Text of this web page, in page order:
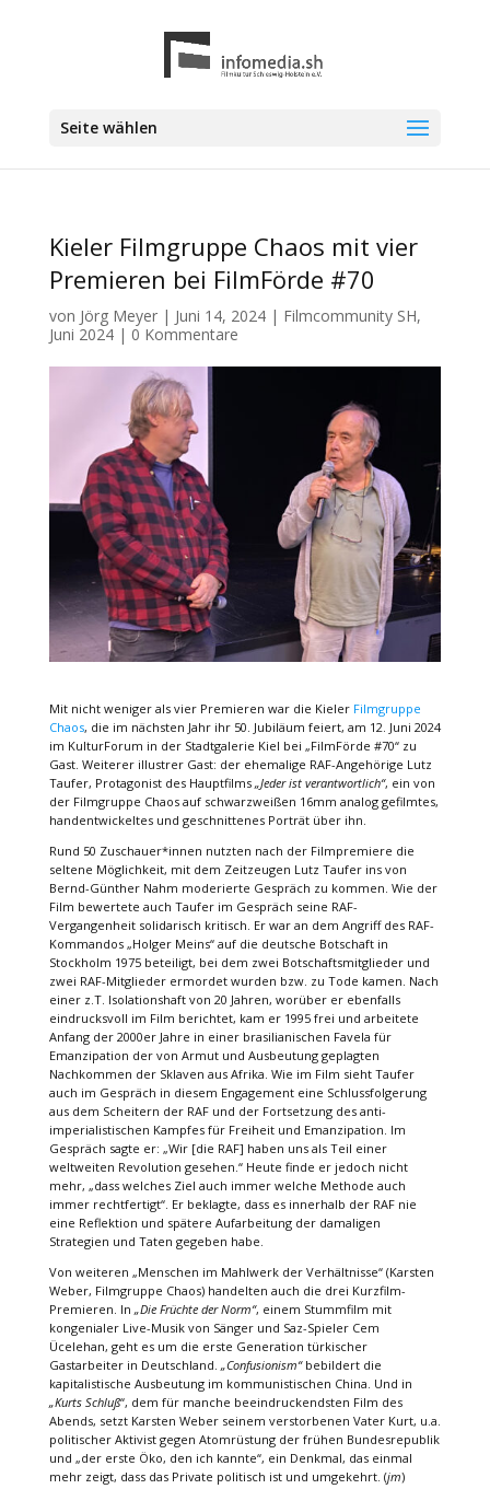
Seite wählen
Kieler Filmgruppe Chaos mit vier
Premieren bei FilmFörde #70
von Jörg Meyer| Juni 14, 2024| Filmcommunity SH,
Juni 2024| 0 Kommentare
Mit nicht weniger als vier Premieren war die Kieler Filmgruppe
Chaos, die im nächsten Jahr ihr 50. Jubiläum feiert, am 12. Juni 2024
im KulturForum in der Stadtgalerie Kiel bei „FilmFörde #70“ zu
Gast. Weiterer illustrer Gast: der ehemalige RAF-Angehörige Lutz
Taufer, Protagonist des Hauptfilms „Jeder ist verantwortlich“, ein von
der Filmgruppe Chaos auf schwarzweißen 16mm analog gefilmtes,
handentwickeltes und geschnittenes Porträt über ihn.
Rund 50 Zuschauer*innen nutzten nach der Filmpremiere die
seltene Möglichkeit, mit dem Zeitzeugen Lutz Taufer ins von
Bernd-Günther Nahm moderierte Gespräch zu kommen. Wie der
Film bewertete auch Taufer im Gespräch seine RAF-
Vergangenheit solidarisch kritisch. Er war an dem Angriff des RAF-
Kommandos „Holger Meins“ auf die deutsche Botschaft in
Stockholm 1975 beteiligt, bei dem zwei Botschaftsmitglieder und
zwei RAF-Mitglieder ermordet wurden bzw. zu Tode kamen. Nach
einer z.T. Isolationshaft von 20 Jahren, worüber er ebenfalls
eindrucksvoll im Film berichtet, kam er 1995 frei und arbeitete
Anfang der 2000er Jahre in einer brasilianischen Favela für
Emanzipation der von Armut und Ausbeutung geplagten
Nachkommen der Sklaven aus Afrika. Wie im Film sieht Taufer
auch im Gespräch in diesem Engagement eine Schlussfolgerung
aus dem Scheitern der RAF und der Fortsetzung des anti-
imperialistischen Kampfes für Freiheit und Emanzipation. Im
Gespräch sagte er: „Wir [die RAF] haben uns als Teil einer
weltweiten Revolution gesehen.“ Heute finde er jedoch nicht
mehr, „dass welches Ziel auch immer welche Methode auch
immer rechtfertigt“. Er beklagte, dass es innerhalb der RAF nie
eine Reflektion und spätere Aufarbeitung der damaligen
Strategien und Taten gegeben habe.
Von weiteren „Menschen im Mahlwerk der Verhältnisse“ (Karsten
Weber, Filmgruppe Chaos) handelten auch die drei Kurzfilm-
Premieren. In „Die Früchte der Norm“, einem Stummfilm mit
kongenialer Live-Musik von Sänger und Saz-Spieler Cem
Ücelehan, geht es um die erste Generation türkischer
Gastarbeiter in Deutschland. „Confusionism“bebildert die
kapitalistische Ausbeutung im kommunistischen China. Und in
„Kurts Schluß“, dem für manche beeindruckendsten Film des
Abends, setzt Karsten Weber seinem verstorbenen Vater Kurt, u.a.
politischer Aktivist gegen Atomrüstung der frühen Bundesrepublik
und „der erste Öko, den ich kannte“, ein Denkmal, das einmal
mehr zeigt, dass das Private politisch ist und umgekehrt. (jm)